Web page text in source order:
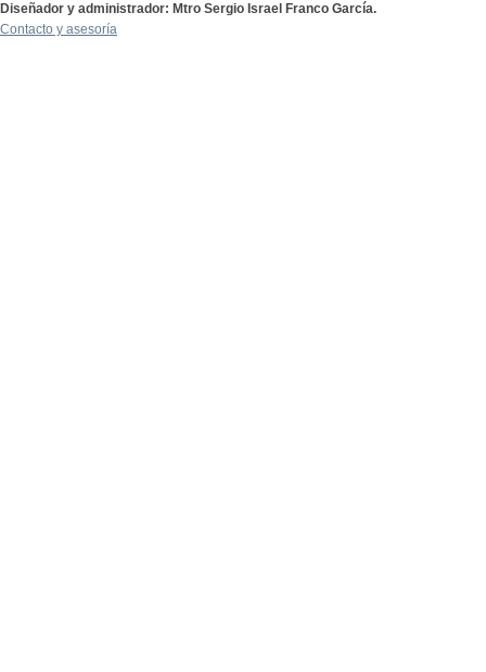
Diseñador y administrador: Mtro Sergio Israel Franco García.
Contacto y asesoría